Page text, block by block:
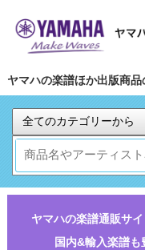
ヤマハの楽譜ほか出版商品
ヤマハの楽譜通販サイ
国内&輸入楽譜も